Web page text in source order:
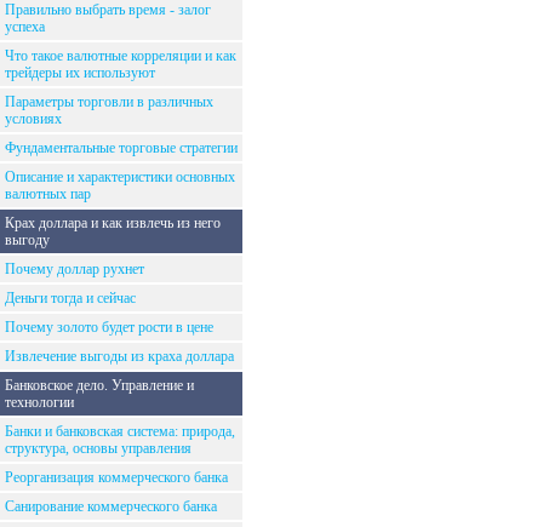
Правильно выбрать время - залог
успеха
Что такое валютные корреляции и как
трейдеры их используют
Параметры торговли в различных
условиях
Фундаментальные торговые стратегии
Описание и характеристики основных
валютных пар
Крах доллара и как извлечь из него
выгоду
Почему доллар рухнет
Деньги тогда и сейчас
Почему золото будет рости в цене
Извлечение выгоды из краха доллара
Банковское дело. Управление и
технологии
Банки и банковская система: природа,
структура, основы управления
Реорганизация коммерческого банка
Санирование коммерческого банка